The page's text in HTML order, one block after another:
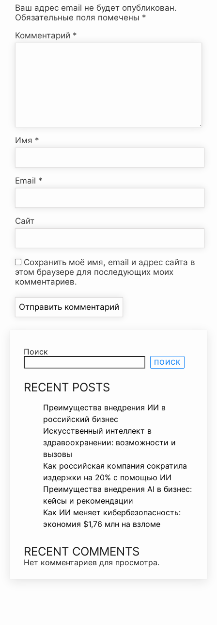
Ваш адрес email не будет опубликован.
Обязательные поля помечены *
Комментарий *
Имя *
Email *
Сайт
Сохранить моё имя, email и адрес сайта в
этом браузере для последующих моих
комментариев.
Поиск
ПОИСК
RECENT POSTS
Преимущества внедрения ИИ в
российский бизнес
Искусственный интеллект в
здравоохранении: возможности и
вызовы
Как российская компания сократила
издержки на 20% с помощью ИИ
Преимущества внедрения AI в бизнес:
кейсы и рекомендации
Как ИИ меняет кибербезопасность:
экономия $1,76 млн на взломе
RECENT COMMENTS
Нет комментариев для просмотра.